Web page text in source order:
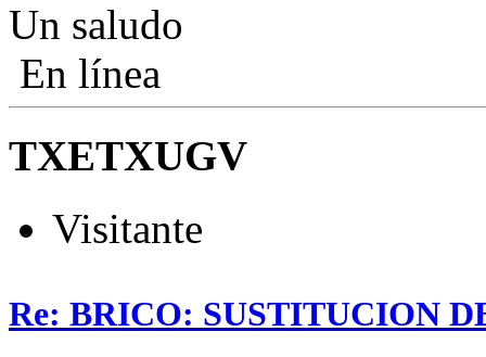
Un saludo
En línea
TXETXUGV
Visitante
Re: BRICO: SUSTITUCION